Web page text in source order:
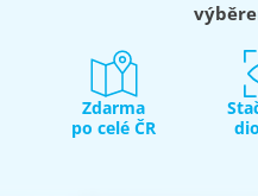
Zdarma
po celé ČR